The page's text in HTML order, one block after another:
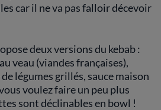
car il ne va pas falloir décevoir
deux versions du kebab :
veau (viandes françaises),
légumes grillés, sauce maison
voulez faire un peu plus
sont déclinables en bowl !